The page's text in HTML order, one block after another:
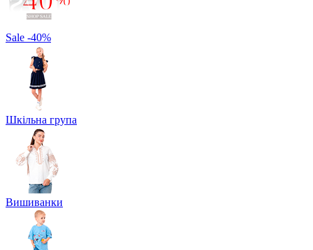
Sale -40%
Шкільна група
Вишиванки